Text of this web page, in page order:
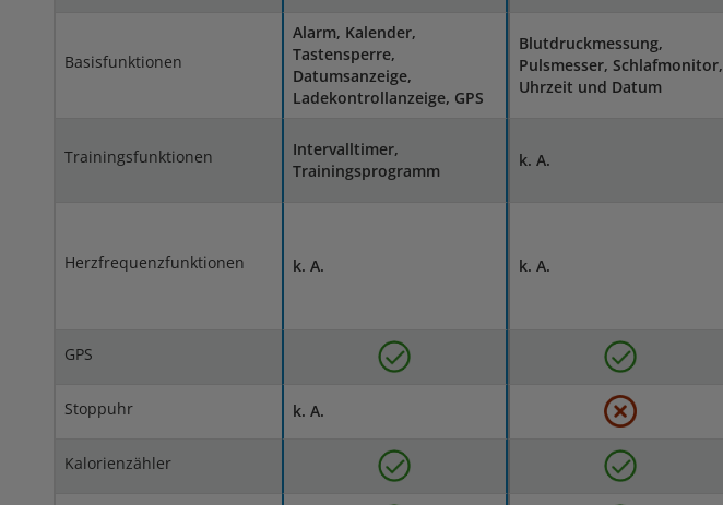
Basisfunktionen
Alarm, Kalender,
Tastensperre,
Datumsanzeige,
Ladekontrollanzeige, GPS
Blutdruckmessung,
Pulsmesser, Schlafmonitor,
Uhrzeit und Datum
Trainingsfunktionen
Intervalltimer,
Trainingsprogramm
k. A.
Herzfrequenzfunktionen k. A. k. A.
GPS
Stoppuhr k. A.
Kalorienzähler